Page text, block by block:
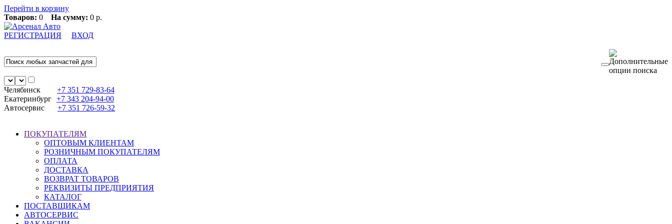
Перейти в корзину
Товаров: 0 На сумму: 0 р.
РЕГИСТРАЦИЯ ВХОД
Челябинск +7 351 729-83-64
Екатеринбург +7 343 204-94-00
Автосервис
+7 351 726-59-32
ПОКУПАТЕЛЯМ
ОПТОВЫМ КЛИЕНТАМ
РОЗНИЧНЫМ ПОКУПАТЕЛЯМ
ОПЛАТА
ДОСТАВКА
ВОЗВРАТ ТОВАРОВ
РЕКВИЗИТЫ ПРЕДПРИЯТИЯ
КАТАЛОГ
ПОСТАВЩИКАМ
АВТОСЕРВИС